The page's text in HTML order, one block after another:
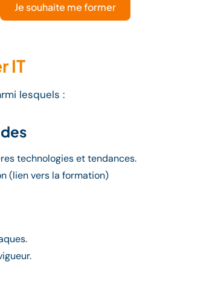
Je souhaite me former
IT
lesquels :
technologies et tendances.
(lien vers la formation)